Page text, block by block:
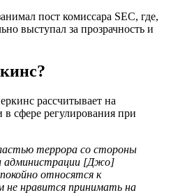
пост комиссара SEC, где,
выступал за прозрачность и
рассчитывает на
сфере регулирования при
террора со стороны
администрации [Джо]
относятся к
не нравится принимать на